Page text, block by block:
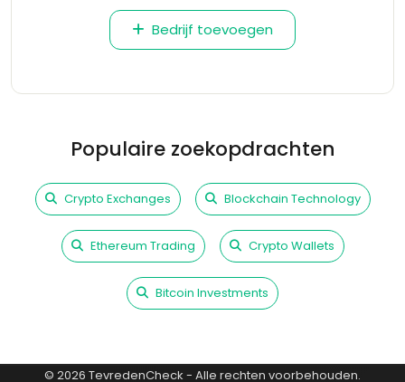
Bedrijf toevoegen
Populaire zoekopdrachten
Crypto Exchanges Blockchain Technology
Ethereum Trading Crypto Wallets
Bitcoin Investments
© 2026 TevredenCheck - Alle rechten voorbehouden.